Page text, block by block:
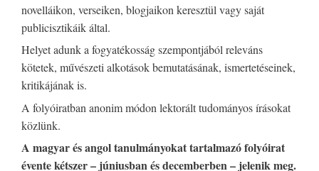
novelláikon, verseiken, blogjaikon keresztül vagy saját
publicisztikáik által.
Helyet adunk a fogyatékosság szempontjából releváns
kötetek, művészeti alkotások bemutatásának, ismertetéseinek,
kritikájának is.
A folyóiratban anonim módon lektorált tudományos írásokat
közlünk.
A magyar és angol tanulmányokat tartalmazó folyóirat
évente kétszer – júniusban és decemberben – jelenik meg.